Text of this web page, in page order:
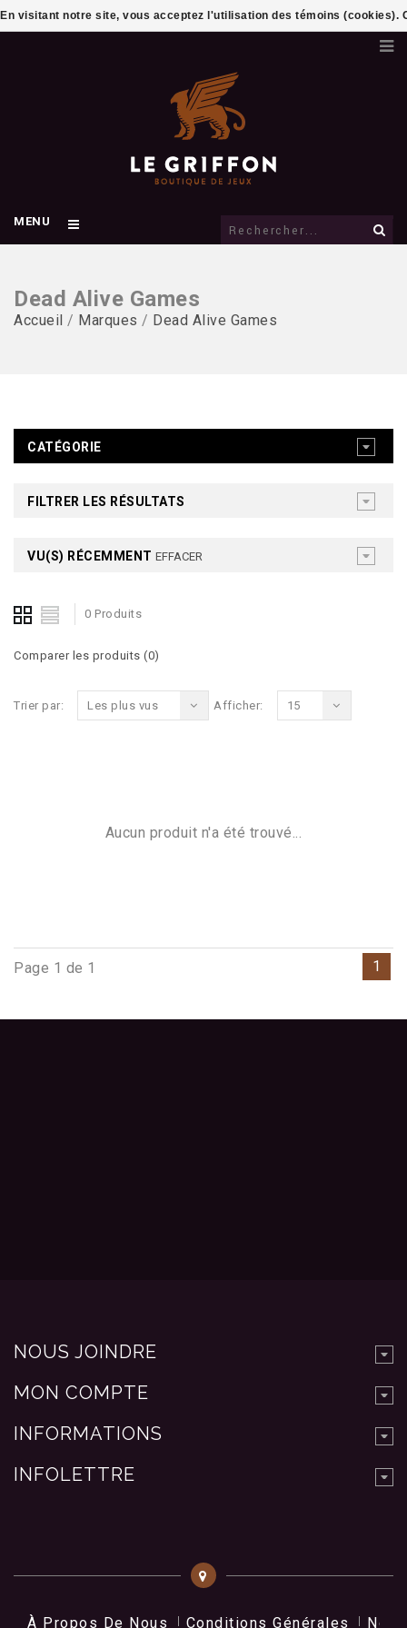
MENU
Dead Alive Games
Accueil / Marques / Dead Alive Games
CATÉGORIE
FILTRER LES RÉSULTATS
VU(S) RÉCEMMENT EFFACER
0 Produits
Comparer les produits (0)
Trier par: Les plus vus Afficher: 15
Aucun produit n'a été trouvé...
Page 1 de 1 1
NOUS JOINDRE
MON COMPTE
INFORMATIONS
INFOLETTRE
À Propos De Nous Conditions Générales Nos
En visitant notre site, vous acceptez l'utilisation des témoins